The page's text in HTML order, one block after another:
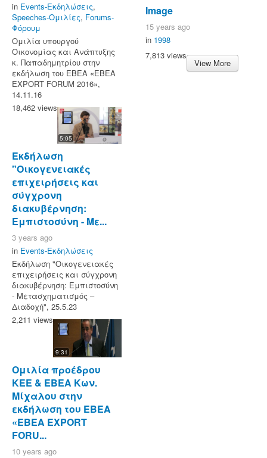
in Events-Εκδηλώσεις,
Speeches-Ομιλίες, Forums-
Φόρουμ
Ομιλία υπουργού
Οικονομίας και Ανάπτυξης
κ. Παπαδημητρίου στην
εκδήλωση του ΕΒΕΑ «ΕΒΕΑ
EXPORT FORUM 2016»,
14.11.16
18,462 views
5:05
Εκδήλωση
"Οικογενειακές
επιχειρήσεις και
σύγχρονη
διακυβέρνηση:
Εμπιστοσύνη - Με...
3 years ago
in Events-Εκδηλώσεις
Εκδήλωση "Οικογενειακές
επιχειρήσεις και σύγχρονη
διακυβέρνηση: Εμπιστοσύνη
- Μετασχηματισμός –
Διαδοχή", 25.5.23
2,211 views
9:31
Ομιλία προέδρου
ΚΕΕ & ΕΒΕΑ Κων.
Μίχαλου στην
εκδήλωση του ΕΒΕΑ
«ΕΒΕΑ EXPORT
FORU...
10 years ago
Image
15 years ago
in 1998
7,813 views
View More